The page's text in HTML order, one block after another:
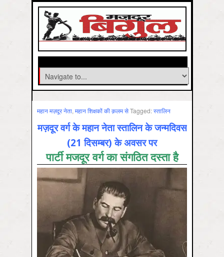
महान मज़दूर नेता, महान शिक्षकों की क़लम सेTagged:स्‍तालिन
मज़दूर वर्ग के महान नेता स्तालिन के जन्मदिवस
(21 दिसम्बर) के अवसर पर
पार्टी मजदूर वर्ग का संगठित दस्ता है